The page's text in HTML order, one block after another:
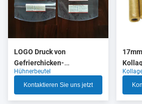
LOGO Druck von
Gefrierchicken-
Verpackungen mit hoher
Schrumpfung
Hühnerbeutel
Kontaktieren Sie uns jetzt